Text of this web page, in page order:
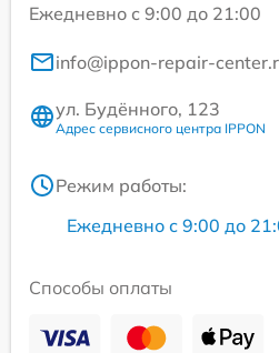
Ежедневно с 9:00 до 21:00
info@ippon-repair-
ул. Будённого, 123
Адрес сервисного центра IPPON
Режим работы:
Ежедневно с 9:00 до
Способы оплаты